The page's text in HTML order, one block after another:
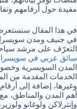
مفيدة حول أرقامهم
في هذا المقال
في جنيف ومدن سويسرا
التعرّف على مرشد
سائق عربي في سويسرا
المدن السويسرية
الخدمات المقدمة من
وغيرها، إضافة إلى
أهم المدن والمناطق،
وإنترلاكن ولوغانو